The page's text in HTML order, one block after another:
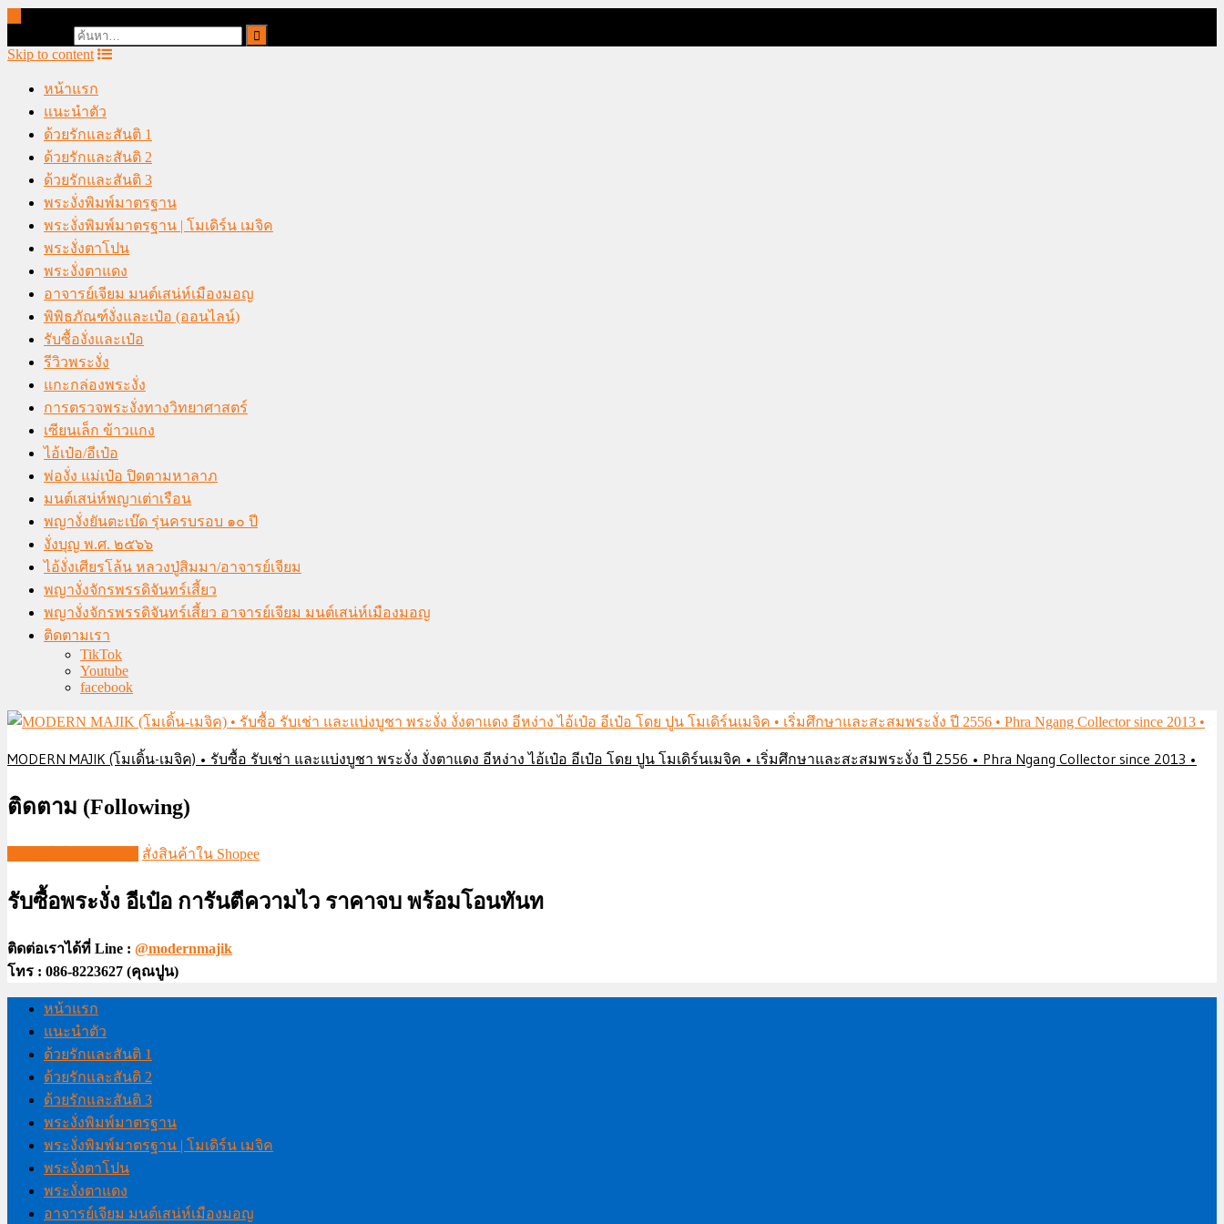
Skip to content
หน้าแรก
แนะนำตัว
ด้วยรักและสันติ 1
ด้วยรักและสันติ 2
ด้วยรักและสันติ 3
พระงั่งพิมพ์มาตรฐาน
พระงั่งพิมพ์มาตรฐาน | โมเดิร์น เมจิค
พระงั่งตาโปน
พระงั่งตาแดง
อาจารย์เจียม มนต์เสน่ห์เมืองมอญ
พิพิธภัณฑ์งั่งและเป๋อ (ออนไลน์)
รับซื้องั่งและเป๋อ
รีวิวพระงั่ง
แกะกล่องพระงั่ง
การตรวจพระงั่งทางวิทยาศาสตร์
เซียนเล็ก ข้าวแกง
ไอ้เป๋อ/อีเป๋อ
พ่องั่ง แม่เป๋อ ปิดตามหาลาภ
มนต์เสน่ห์พญาเต่าเรือน
พญางั่งยันตะเบ๊ด รุ่นครบรอบ ๑๐ ปี
งั่งบุญ พ.ศ. ๒๕๖๖
ไอ้งั่งเศียรโล้น หลวงปู่สิมมา/อาจารย์เจียม
พญางั่งจักรพรรดิจันทร์เสี้ยว
พญางั่งจักรพรรดิจันทร์เสี้ยว อาจารย์เจียม มนต์เสน่ห์เมืองมอญ
ติดตามเรา
TikTok
Youtube
facebook
MODERN MAJIK (โมเดิ้น-เมจิค) • รับซื้อ รับเช่า และแบ่งบูชา พระงั่ง งั่งตาแดง อีหง่าง ไอ้เป๋อ อีเป๋อ โดย ปูน โมเดิร์นเมจิค • เริ่มศึกษาและสะสมพระงั่ง ปี 2556 • Phra Ngang Collector since 2013 •
ติดตาม (Following)
สั่งสินค้าใน Shopee
รับซื้อพระงั่ง อีเป๋อ การันตีความไว ราคาจบ พร้อมโอนทันท
ติดต่อเราได้ที่ Line : @modernmajik
โทร : 086-8223627 (คุณปูน)
หน้าแรก
แนะนำตัว
ด้วยรักและสันติ 1
ด้วยรักและสันติ 2
ด้วยรักและสันติ 3
พระงั่งพิมพ์มาตรฐาน
พระงั่งพิมพ์มาตรฐาน | โมเดิร์น เมจิค
พระงั่งตาโปน
พระงั่งตาแดง
อาจารย์เจียม มนต์เสน่ห์เมืองมอญ